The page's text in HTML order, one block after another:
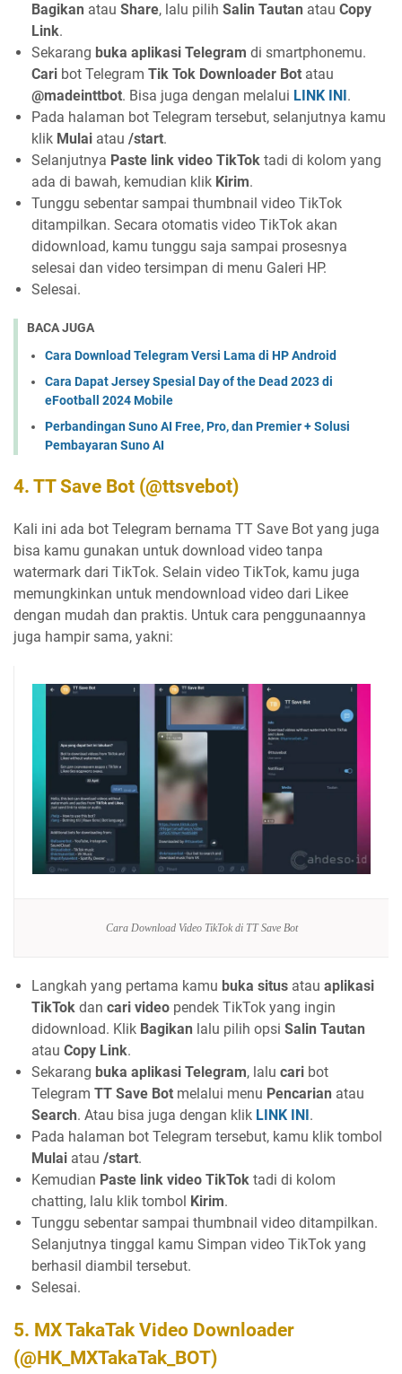
Bagikan atau Share, lalu pilih Salin Tautan atau Copy
Link.
Sekarang buka aplikasi Telegram di smartphonemu.
Cari bot Telegram Tik Tok Downloader Bot atau
@madeinttbot. Bisa juga dengan melalui LINK INI.
Pada halaman bot Telegram tersebut, selanjutnya kamu
klik Mulai atau /start.
Selanjutnya Paste link video TikTok tadi di kolom yang
ada di bawah, kemudian klik Kirim.
Tunggu sebentar sampai thumbnail video TikTok
ditampilkan. Secara otomatis video TikTok akan
didownload, kamu tunggu saja sampai prosesnya
selesai dan video tersimpan di menu Galeri HP.
Selesai.
BACA JUGA
Cara Download Telegram Versi Lama di HP Android
Cara Dapat Jersey Spesial Day of the Dead 2023 di
eFootball 2024 Mobile
Perbandingan Suno AI Free, Pro, dan Premier + Solusi
Pembayaran Suno AI
4. TT Save Bot (@ttsvebot)
Kali ini ada bot Telegram bernama TT Save Bot yang juga
bisa kamu gunakan untuk download video tanpa
watermark dari TikTok. Selain video TikTok, kamu juga
memungkinkan untuk mendownload video dari Likee
dengan mudah dan praktis. Untuk cara penggunaannya
juga hampir sama, yakni:
Cara Download Video TikTok di TT Save Bot
Langkah yang pertama kamu buka situs atau aplikasi
TikTok dan cari video pendek TikTok yang ingin
didownload. Klik Bagikan lalu pilih opsi Salin Tautan
atau Copy Link.
Sekarang buka aplikasi Telegram, lalu cari bot
Telegram TT Save Bot melalui menu Pencarian atau
Search. Atau bisa juga dengan klik LINK INI.
Pada halaman bot Telegram tersebut, kamu klik tombol
Mulai atau /start.
Kemudian Paste link video TikTok tadi di kolom
chatting, lalu klik tombol Kirim.
Tunggu sebentar sampai thumbnail video ditampilkan.
Selanjutnya tinggal kamu Simpan video TikTok yang
berhasil diambil tersebut.
Selesai.
5. MX TakaTak Video Downloader
(@HK_MXTakaTak_BOT)